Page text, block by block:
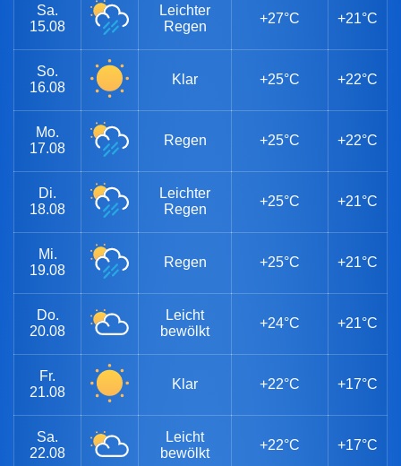
Sa.
15.08
Leichter
Regen
+27°C +21°C
So.
16.08
Klar +25°C +22°C
Mo.
17.08
Regen +25°C +22°C
Di.
18.08
Leichter
Regen
+25°C +21°C
Mi.
19.08
Regen +25°C +21°C
Do.
20.08
Leicht
bewölkt
+24°C +21°C
Fr.
21.08
Klar +22°C +17°C
Sa.
22.08
Leicht
bewölkt
+22°C +17°C